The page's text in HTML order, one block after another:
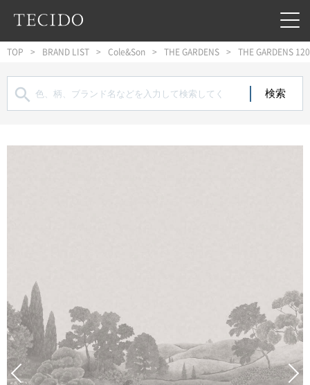
フッターへジャンプ
TOP BRAND LIST Cole&Son THE GARDENS THE GARDENS
